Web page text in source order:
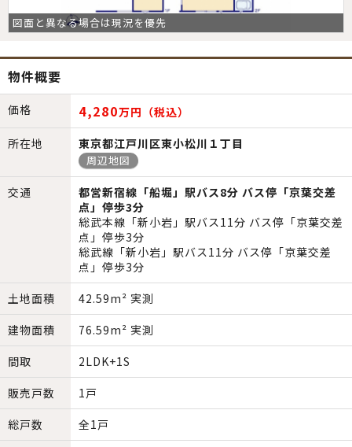
図面と異なる場合は現況を優先
物件概要
価格 4,280万円（税込）
所在地
東京都江戸川区東小松川１丁目
周辺地図
交通
都営新宿線「船堀」駅バス8分 バス停「京葉交差
点」停歩3分
総武本線「新小岩」駅バス11分 バス停「京葉交差
点」停歩3分
総武線「新小岩」駅バス11分 バス停「京葉交差
点」停歩3分
土地面積
42.59m² 実測
建物面積
76.59m² 実測
間取
2LDK+1S
販売戸数
1戸
総戸数
全1戸